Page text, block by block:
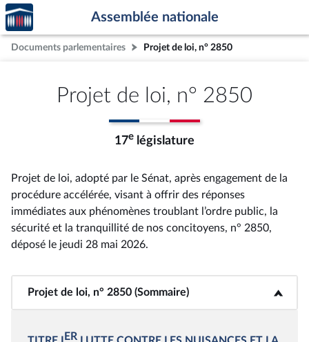
Aller au contenu
Aller en bas de la page
Accèder
à la
page
d'accueil
Assemblée nationale
Documents parlementaires Projet de loi, n° 2850
Projet de loi, n° 2850
17e législature
Projet de loi, adopté par le Sénat, après engagement de la
procédure accélérée, visant à offrir des réponses
immédiates aux phénomènes troublant l’ordre public, la
sécurité et la tranquillité de nos concitoyens, n° 2850,
déposé le jeudi 28 mai 2026.
Projet de loi, n° 2850 (Sommaire)
<b>Projet de loi, n° 2850 (Sommaire)</b>
ER